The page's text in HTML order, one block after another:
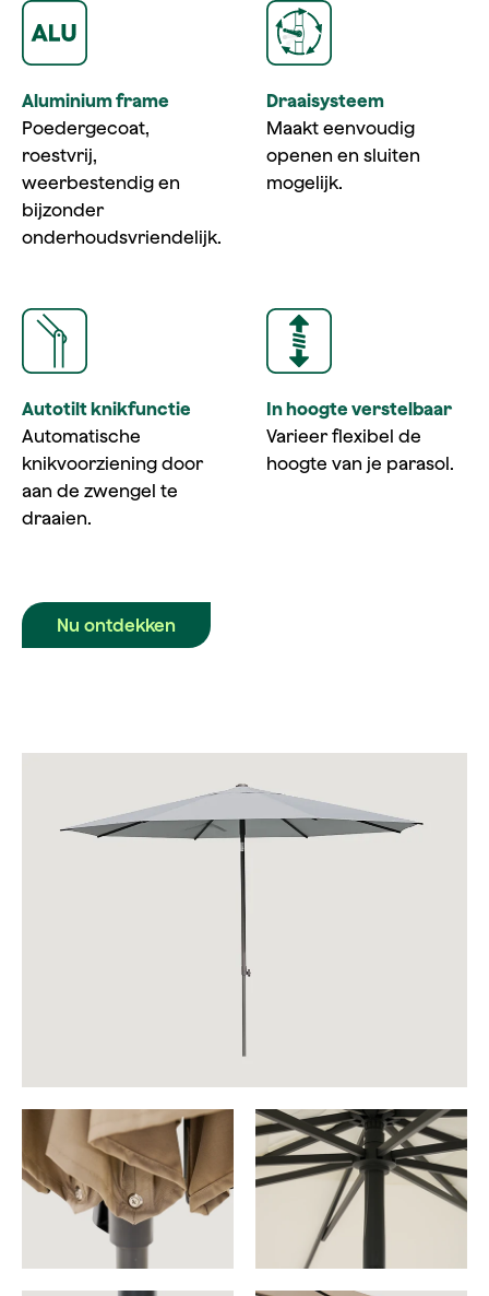
Aluminium frame
Poedergecoat,
roestvrij,
weerbestendig en
bijzonder
onderhoudsvriendelijk.
Draaisysteem
Maakt eenvoudig
openen en sluiten
mogelijk.
Autotilt knikfunctie
Automatische
knikvoorziening door
aan de zwengel te
draaien.
In hoogte verstelbaar
Varieer flexibel de
hoogte van je parasol.
Nu ontdekken